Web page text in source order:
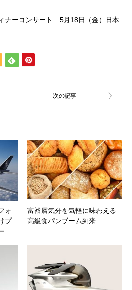
ナーコンサート 5月18日（金）日本
ォ
プ
富裕層気分を気軽に味わえる
高級食パンブーム到来